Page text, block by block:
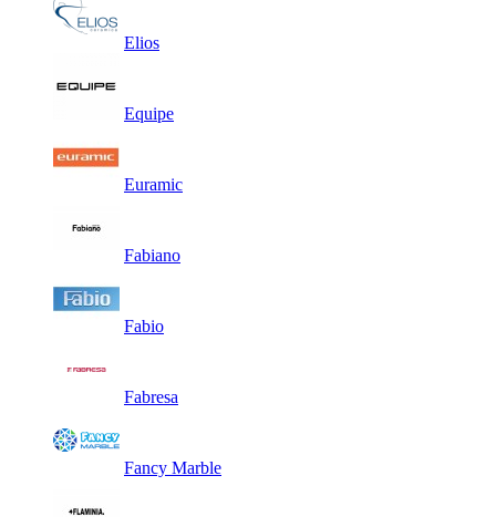
Elios
Equipe
Euramic
Fabiano
Fabio
Fabresa
Fancy Marble